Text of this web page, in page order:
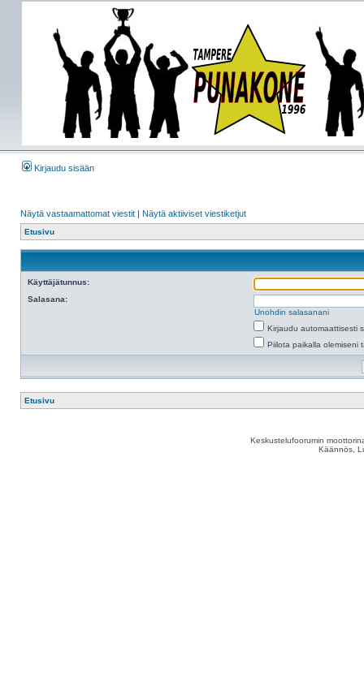
Kirjaudu sisään
Näytä vastaamattomat viestit | Näytä aktiiviset viestiketjut
Etusivu
Käyttäjätunnus:
Salasana:
Unohdin salasanani
Kirjaudu automaattisesti
Piilota paikalla olemiseni
Etusivu
Keskustelufoorumin
Käännös,